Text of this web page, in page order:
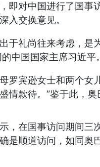
对中国进行了国事
入交换意见。
礼尚往来考虑，是
中国国家主席习近
宾逊女士和两个女
情款待。”鉴于此，
在国事访问期间三
是顺道访问，如同奥